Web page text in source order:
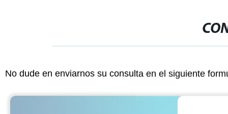
No dude en enviarnos su consulta en el siguiente